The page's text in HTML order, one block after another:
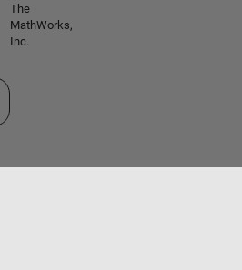
The
MathWorks,
Inc.
un site web